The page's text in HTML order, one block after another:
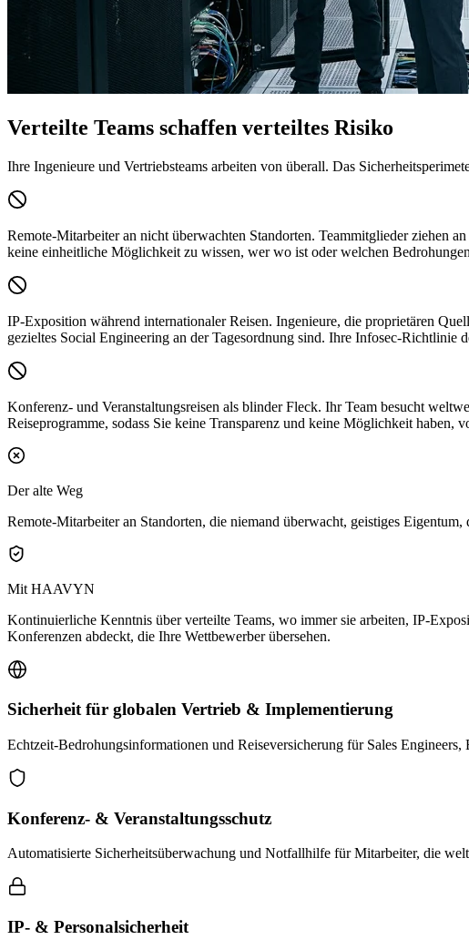
Verteilte Teams schaffen verteiltes Risiko
Ihre Ingenieure und Vertriebsteams arbeiten von überall. Das
Remote-Mitarbeiter an nicht überwachten Standorten. Teammitglieder ziehen
keine einheitliche Möglichkeit zu wissen, wer wo ist oder welchen
IP-Exposition während internationaler Reisen. Ingenieure, die proprietären
gezieltes Social Engineering an der Tagesordnung sind. Ihre Infosec-Richtlinie
Konferenz- und Veranstaltungsreisen als blinder Fleck. Ihr Team besucht
Reiseprogramme, sodass Sie keine Transparenz und keine Möglichkeit haben,
Der alte Weg
Remote-Mitarbeiter an Standorten, die niemand überwacht, geistiges
Mit HAAVYN
Kontinuierliche Kenntnis über verteilte Teams, wo immer sie arbeiten, IP-
Konferenzen abdeckt, die Ihre Wettbewerber übersehen.
Sicherheit für globalen Vertrieb & Implementierung
Echtzeit-Bedrohungsinformationen und Reiseversicherung für Sales
Konferenz- & Veranstaltungsschutz
Automatisierte Sicherheitsüberwachung und Notfallhilfe für Mitarbeiter, die
IP- & Personalsicherheit